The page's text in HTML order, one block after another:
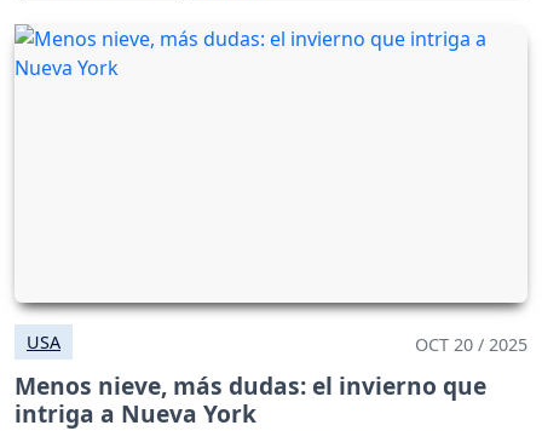
USA OCT 20 / 2025
Menos nieve, más dudas: el invierno que
intriga a Nueva York